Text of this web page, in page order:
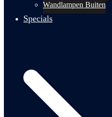
Wandlampen Buiten
Specials